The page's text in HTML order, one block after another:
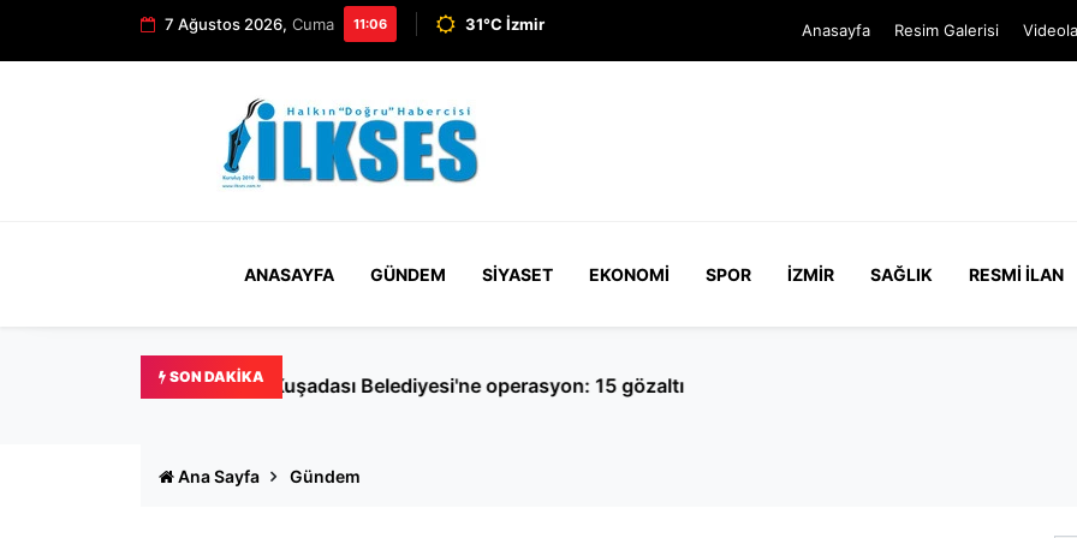
7 Ağustos 2026, Cuma 11:06 31°C İzmir Anasayfa Resim Galerisi
ANASAYFA GÜNDEM SIYASET EKONOMI SPOR İZMIR SAĞLIK RESMI İLAN
SON DAKIKA Menderes Belediye Başkanı İlkay Çiçek’in ifadesi ortaya çıktı: Mesajlar yapay zeka
Ana Sayfa Gündem